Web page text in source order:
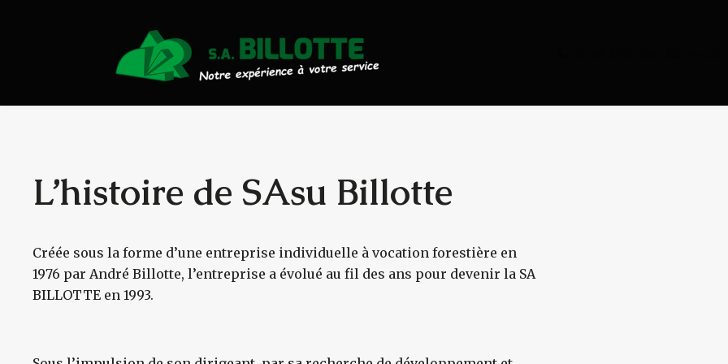
Travaux Publics
Travaux Forestiers
Traitement de Déchets Bois
L’histoire de SAsu Billotte
Créée sous la forme d’une entreprise individuelle à vocation forestière en
1976 par André Billotte, l’entreprise a évolué au fil des ans pour devenir la SA
BILLOTTE en 1993.